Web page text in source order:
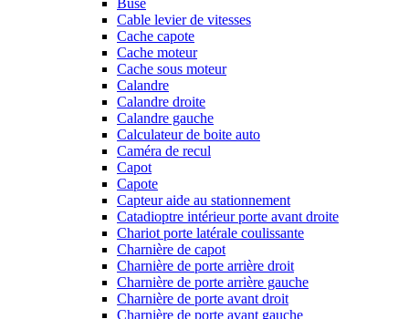
Buse
Cable levier de vitesses
Cache capote
Cache moteur
Cache sous moteur
Calandre
Calandre droite
Calandre gauche
Calculateur de boite auto
Caméra de recul
Capot
Capote
Capteur aide au stationnement
Catadioptre intérieur porte avant droite
Chariot porte latérale coulissante
Charnière de capot
Charnière de porte arrière droit
Charnière de porte arrière gauche
Charnière de porte avant droit
Charnière de porte avant gauche